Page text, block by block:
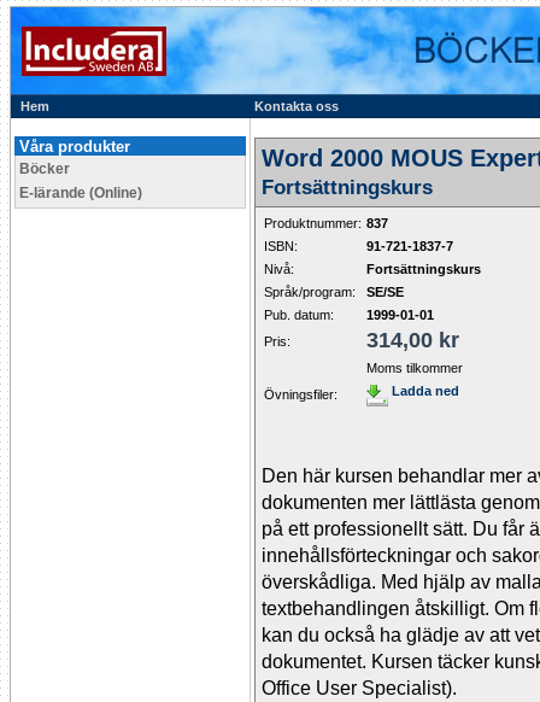
Hem Kontakta oss
Våra produkter
Böcker
E-lärande (Online)
Word 2000 MOUS
Fortsättningskurs
Produktnummer: 837
ISBN:
91-721-1837-7
Nivå:
Fortsättningskurs
Språk/program:
SE/SE
Pub. datum:
1999-01-01
Pris:
314,00 kr
Moms tilkommer
Övningsfiler:
Ladda ned
Den här kursen behandlar mer
dokumenten mer lättlästa
på ett professionellt sätt. Du får
innehållsförteckningar och
överskådliga. Med hjälp av
textbehandlingen åtskilligt. Om
kan du också ha glädje av att
dokumentet. Kursen täcker
Office User Specialist).